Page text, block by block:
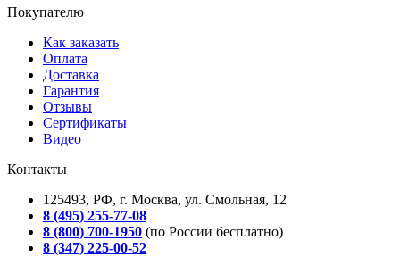
Покупателю
Как заказать
Оплата
Доставка
Гарантия
Отзывы
Сертификаты
Видео
Контакты
125493, РФ, г. Москва, ул. Смольная, 12
8 (495) 255-77-08
8 (800) 700-1950 (по России бесплатно)
8 (347) 225-00-52